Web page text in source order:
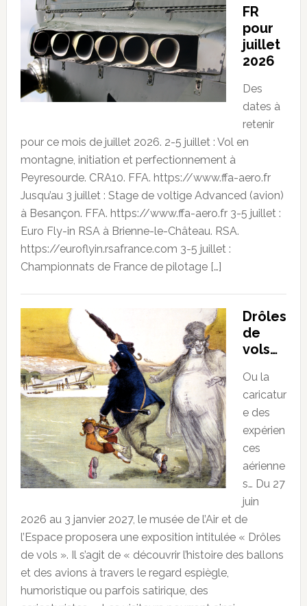
FR
pour
juillet
2026
Des
dates à
retenir
pour ce mois de juillet 2026. 2-5 juillet : Vol en
montagne, initiation et perfectionnement à
Peyresourde. CRA10. FFA. https://www.ffa-aero.fr
Jusqu’au 3 juillet : Stage de voltige Advanced (avion)
à Besançon. FFA. https://www.ffa-aero.fr 3-5 juillet :
Euro Fly-in RSA à Brienne-le-Château. RSA.
https://euroflyin.rsafrance.com 3-5 juillet :
Championnats de France de pilotage […]
Drôles
de
vols…
Ou la
caricatur
e des
expérien
ces
aérienne
s… Du 27
juin
2026 au 3 janvier 2027, le musée de l’Air et de
l’Espace proposera une exposition intitulée « Drôles
de vols ». Il s’agit de « découvrir l’histoire des ballons
et des avions à travers le regard espiègle,
humoristique ou parfois satirique, des